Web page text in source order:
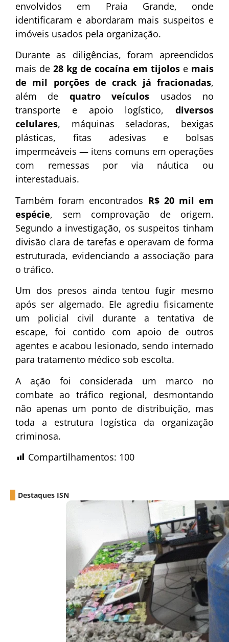
envolvidos em Praia Grande, onde
identificaram e abordaram mais suspeitos e
imóveis usados pela organização.
Durante as diligências, foram apreendidos
mais de 28 kg de cocaína em tijolos e mais
de mil porções de crack já fracionadas,
além de quatro veículos usados no
transporte e apoio logístico, diversos
celulares, máquinas seladoras, bexigas
plásticas, fitas adesivas e bolsas
impermeáveis — itens comuns em operações
com remessas por via náutica ou
interestaduais.
Também foram encontrados R$ 20 mil em
espécie, sem comprovação de origem.
Segundo a investigação, os suspeitos tinham
divisão clara de tarefas e operavam de forma
estruturada, evidenciando a associação para
o tráfico.
Um dos presos ainda tentou fugir mesmo
após ser algemado. Ele agrediu fisicamente
um policial civil durante a tentativa de
escape, foi contido com apoio de outros
agentes e acabou lesionado, sendo internado
para tratamento médico sob escolta.
A ação foi considerada um marco no
combate ao tráfico regional, desmontando
não apenas um ponto de distribuição, mas
toda a estrutura logística da organização
criminosa.
Compartilhamentos: 100
Destaques ISN